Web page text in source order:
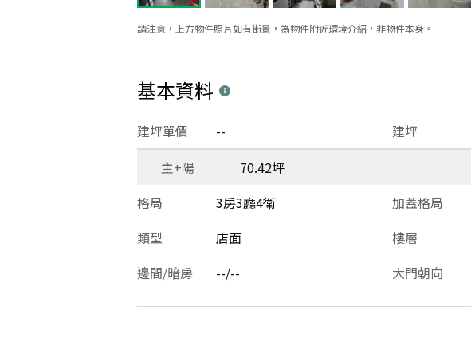
請注意，上方物件照片如有街景，為物件附近環境介紹，非物件本身。
基本資料
建坪
建坪單價 --
主+陽
70.42坪
格局
3房3廳4衛 加蓋格局
類型
店面 樓層
邊間/暗房 --/-- 大門朝向